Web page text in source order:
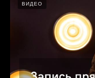
ВИДЕО